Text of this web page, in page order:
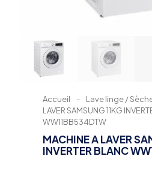
Accueil - Lave linge /
LAVER SAMSUNG 11KG
WW11BB534DTW
MACHINE A LAVER
INVERTER BLANC